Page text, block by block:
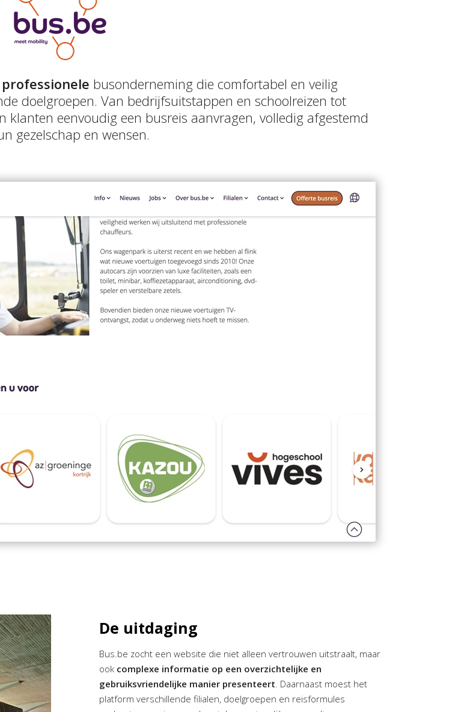
professionele busonderneming die comfortabel en veilig
doelgroepen. Van bedrijfsuitstappen en schoolreizen tot
klanten eenvoudig een busreis aanvragen, volledig afgestemd
gezelschap en wensen.
De uitdaging
Bus.be zocht een website die niet alleen vertrouwen uitstraalt, maar
ook complexe informatie op een overzichtelijke en
gebruiksvriendelijke manier presenteert. Daarnaast moest het
platform verschillende filialen, doelgroepen en reisformules